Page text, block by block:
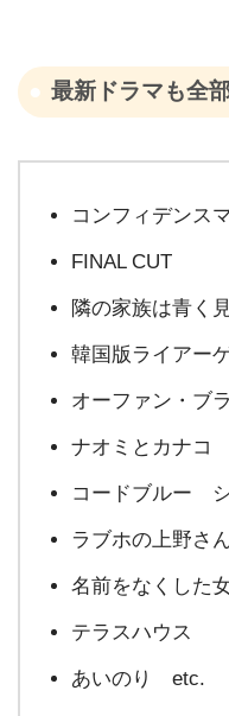
最新ドラマも全
コンフィデンス
FINAL CUT
隣の家族は青く
韓国版ライアー
オーファン・ブ
ナオミとカナコ
コードブルー
ラブホの上野さ
名前をなくした
テラスハウス
あいのり etc.